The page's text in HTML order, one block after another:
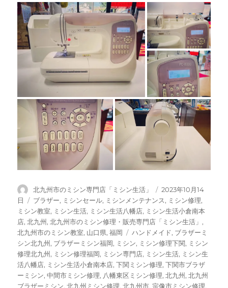
投
稿
者
北九州市のミシン専門店「ミシン生活」
投
稿
日:
2023年10月14
日
カ
テ
ゴ
リ
ー
ブラザー, ミシンセール, ミシンメンテナンス, ミシン修理,
ミシン教室, ミシン生活, ミシン生活八幡店, ミシン生活小倉南本
店,北九州,北九州市のミシン修理・販売専門店「ミシン生活」,
北九州市のミシン教室, 山口県,福岡
タ
グ
ハンドメイド, ブラザーミ
シン北九州, ブラザーミシン福岡, ミシン, ミシン修理下関, ミシン
修理北九州, ミシン修理福岡, ミシン専門店, ミシン生活, ミシン生
活八幡店, ミシン生活小倉南本店,下関ミシン修理,下関市ブラザ
ーミシン,中間市ミシン修理, 八幡東区ミシン修理,北九州,北九州
ブラザーミシン,北九州ミシン修理,北九州市, 宗像市ミシン修理,